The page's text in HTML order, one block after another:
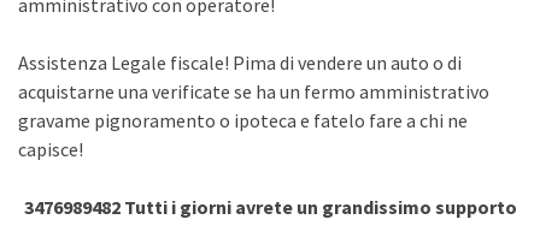
amministrativo con operatore!
Assistenza Legale fiscale! Pima di vendere un auto o di
acquistarne una verificate se ha un fermo amministrativo
gravame pignoramento o ipoteca e fatelo fare a chi ne
capisce!
3476989482 Tutti i giorni avrete un grandissimo supporto